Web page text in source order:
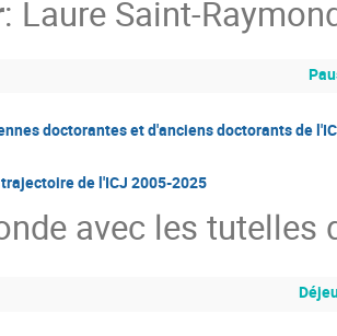
: Laure Saint-
doctorantes et d'anciens doctorants de
de l'ICJ 2005-2025
avec les tutelles